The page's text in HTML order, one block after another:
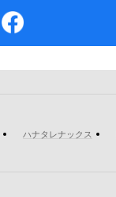
ハナタレナックス